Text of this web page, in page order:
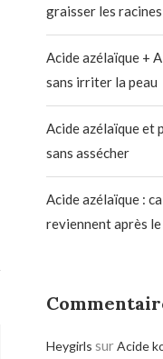
graisser les racines
Acide azélaïque +
sans irriter la peau
Acide azélaïque et
sans assécher
Acide azélaïque :
reviennent après
Heygirls surAcide